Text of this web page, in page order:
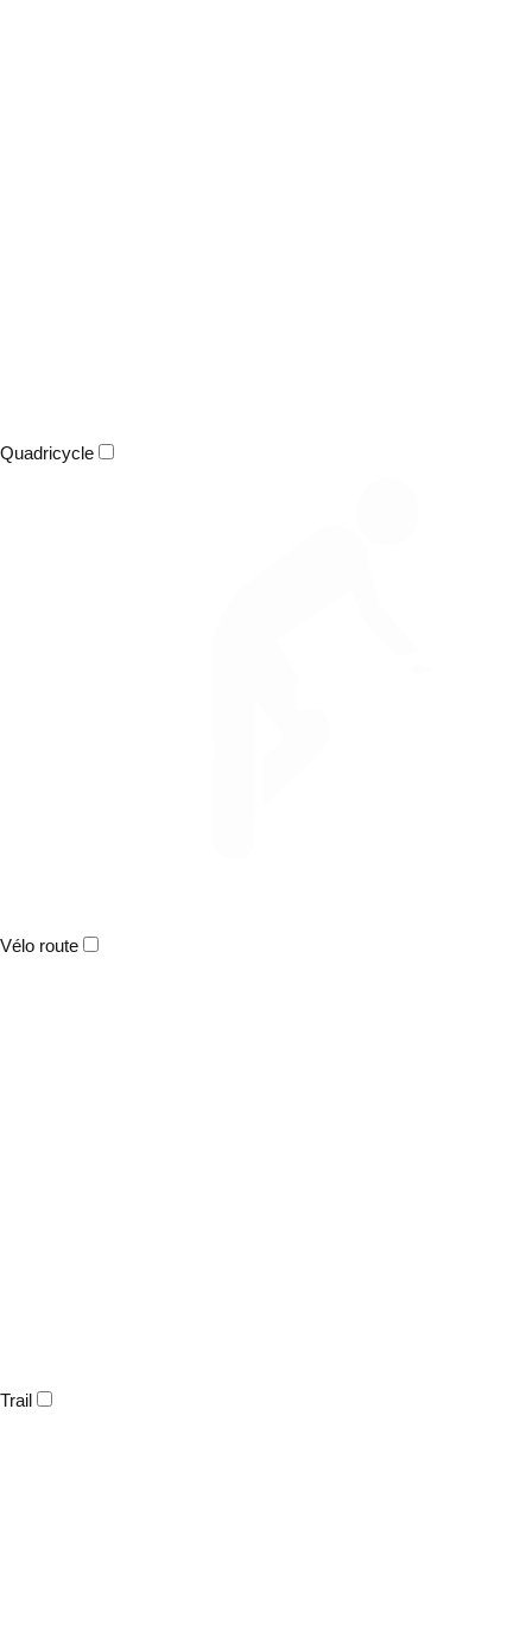
Quadricycle
Vélo route
Trail